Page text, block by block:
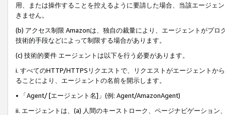
用、または操作することを控えるように要請した場合、当該エージェ
きません。
(b) アクセス制限 Amazonは、独自の裁量により、エージェントがプ
技術的手段などによって制限する場合があります。
(c) 技術的要件 エージェントは以下を行う必要があります。
i. すべてのHTTP/HTTPSリクエストで、リクエストがエージェントか
ることにより、エージェントの名前を開示します。
• 「Agent/ [エージェント名]」(例: Agent/AmazonAgent)
ii. エージェントは、(a) 人間のキーストローク、ページナビゲーショ